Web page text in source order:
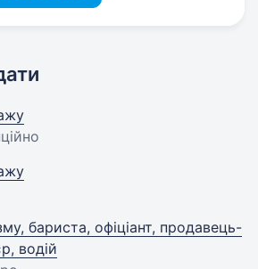
бариста, офіціант, продавець-
водій